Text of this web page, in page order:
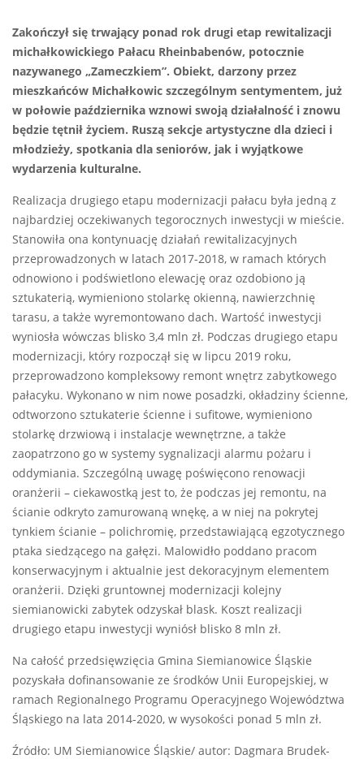
Zakończył się trwający ponad rok drugi etap rewitalizacji
michałkowickiego Pałacu Rheinbabenów, potocznie
nazywanego „Zameczkiem”. Obiekt, darzony przez
mieszkańców Michałkowic szczególnym sentymentem, już
w połowie października wznowi swoją działalność i znowu
będzie tętnił życiem. Ruszą sekcje artystyczne dla dzieci i
młodzieży, spotkania dla seniorów, jak i wyjątkowe
wydarzenia kulturalne.
Realizacja drugiego etapu modernizacji pałacu była jedną z
najbardziej oczekiwanych tegorocznych inwestycji w mieście.
Stanowiła ona kontynuację działań rewitalizacyjnych
przeprowadzonych w latach 2017-2018, w ramach których
odnowiono i podświetlono elewację oraz ozdobiono ją
sztukaterią, wymieniono stolarkę okienną, nawierzchnię
tarasu, a także wyremontowano dach. Wartość inwestycji
wyniosła wówczas blisko 3,4 mln zł. Podczas drugiego etapu
modernizacji, który rozpoczął się w lipcu 2019 roku,
przeprowadzono kompleksowy remont wnętrz zabytkowego
pałacyku. Wykonano w nim nowe posadzki, okładziny ścienne,
odtworzono sztukaterie ścienne i sufitowe, wymieniono
stolarkę drzwiową i instalacje wewnętrzne, a także
zaopatrzono go w systemy sygnalizacji alarmu pożaru i
oddymiania. Szczególną uwagę poświęcono renowacji
oranżerii – ciekawostką jest to, że podczas jej remontu, na
ścianie odkryto zamurowaną wnękę, a w niej na pokrytej
tynkiem ścianie – polichromię, przedstawiającą egzotycznego
ptaka siedzącego na gałęzi. Malowidło poddano pracom
konserwacyjnym i aktualnie jest dekoracyjnym elementem
oranżerii. Dzięki gruntownej modernizacji kolejny
siemianowicki zabytek odzyskał blask. Koszt realizacji
drugiego etapu inwestycji wyniósł blisko 8 mln zł.
Na całość przedsięwzięcia Gmina Siemianowice Śląskie
pozyskała dofinansowanie ze środków Unii Europejskiej, w
ramach Regionalnego Programu Operacyjnego Województwa
Śląskiego na lata 2014-2020, w wysokości ponad 5 mln zł.
Źródło: UM Siemianowice Śląskie/ autor: Dagmara Brudek-